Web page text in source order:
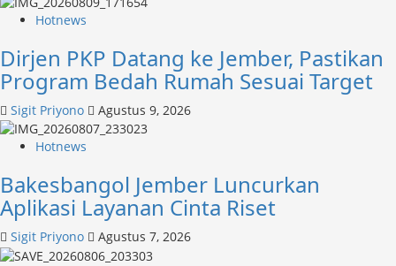
Hotnews
Dirjen PKP Datang ke Jember, Pastikan
Program Bedah Rumah Sesuai Target
Sigit Priyono Agustus 9, 2026
Hotnews
Bakesbangol Jember Luncurkan
Aplikasi Layanan Cinta Riset
Sigit Priyono Agustus 7, 2026